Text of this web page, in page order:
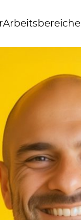
Arbeitsbereiche